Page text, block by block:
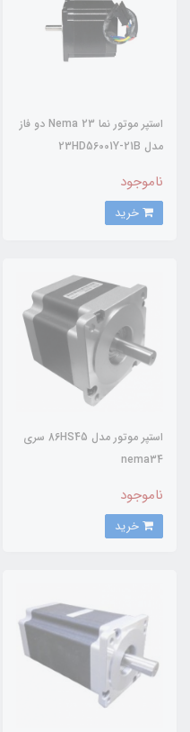
استپر موتور نما 23 Nema دو فاز
مدل 23HD56001Y-21B
ناموجود
استپر موتور مدل 86HS45 سری
nema34
ناموجود